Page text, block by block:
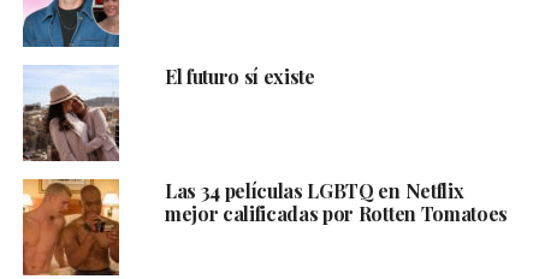
El futuro sí existe
Las 34 películas LGBTQ en Netflix
mejor calificadas por Rotten Tomatoes